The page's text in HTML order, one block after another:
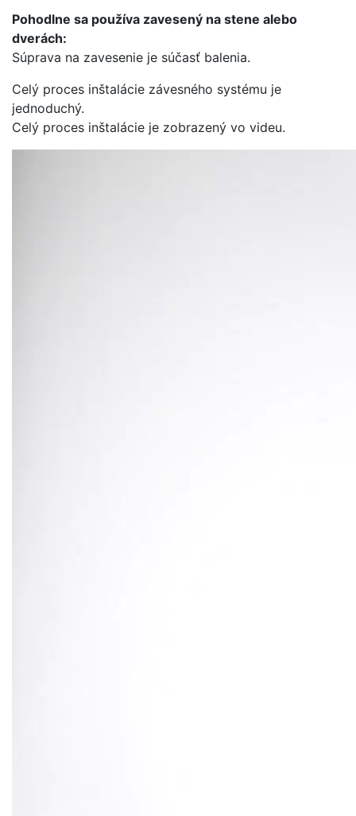
Pohodlne sa používa zavesený na stene alebo
dverách:
Súprava na zavesenie je súčasť balenia.
Celý proces inštalácie závesného systému je
jednoduchý.
Celý proces inštalácie je zobrazený vo videu.